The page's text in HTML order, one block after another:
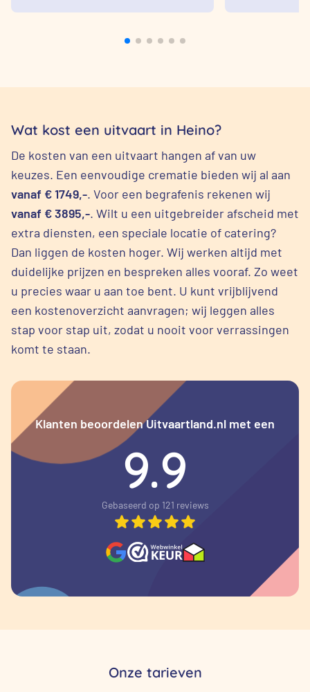
Wat kost een uitvaart in Heino?
De kosten van een uitvaart hangen af van uw
keuzes. Een eenvoudige crematie bieden wij al aan
vanaf € 1749,-. Voor een begrafenis rekenen wij
vanaf € 3895,-. Wilt u een uitgebreider afscheid met
extra diensten, een speciale locatie of catering?
Dan liggen de kosten hoger. Wij werken altijd met
duidelijke prijzen en bespreken alles vooraf. Zo weet
u precies waar u aan toe bent. U kunt vrijblijvend
een kostenoverzicht aanvragen; wij leggen alles
stap voor stap uit, zodat u nooit voor verrassingen
komt te staan.
Klanten beoordelen Uitvaartland.nl met een
9.9
Gebaseerd op 121 reviews
Onze tarieven